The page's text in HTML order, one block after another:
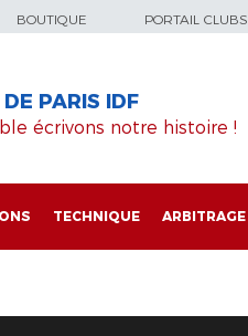
BOUTIQUE PORTAIL CLUBS
DE PARIS IDF
écrivons notre histoire !
TECHNIQUE ARBITRAGE